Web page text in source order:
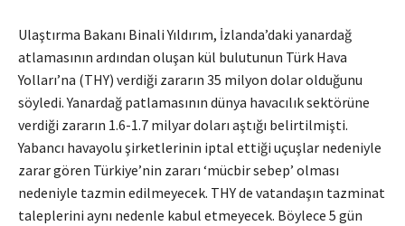
Ulaştırma Bakanı Binali Yıldırım, İzlanda’daki yanardağ
atlamasının ardından oluşan kül bulutunun Türk Hava
Yolları’na (THY) verdiği zararın 35 milyon dolar olduğunu
söyledi. Yanardağ patlamasının dünya havacılık sektörüne
verdiği zararın 1.6-1.7 milyar doları aştığı belirtilmişti.
Yabancı havayolu şirketlerinin iptal ettiği uçuşlar nedeniyle
zarar gören Türkiye’nin zararı ‘mücbir sebep’ olması
nedeniyle tazmin edilmeyecek. THY de vatandaşın tazminat
taleplerini aynı nedenle kabul etmeyecek. Böylece 5 gün